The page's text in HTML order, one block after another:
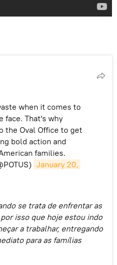
when it comes to
face. That's why
the Oval Office to get
bold action and
families.
January 20,
se trata de enfrentar as
isso que hoje estou indo
a trabalhar, entregando
para as famílias